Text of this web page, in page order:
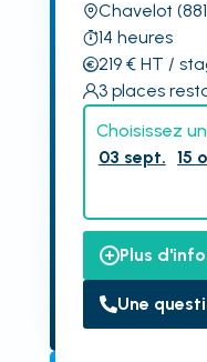
Chavelot
14 heures
219€ HT /
3 places
Choisissez
03 sept. 15
Plus
Une